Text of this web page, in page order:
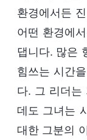
환경에서든
어떤 환경에
댑니다. 많은
힘쓰는 시간
다. 그 리더는
데도 그녀는
대한 그분의